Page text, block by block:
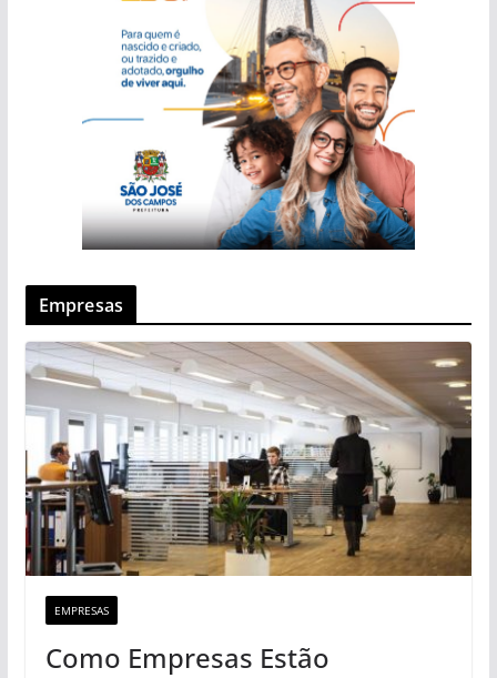
Empresas
EMPRESAS
Como Empresas Estão